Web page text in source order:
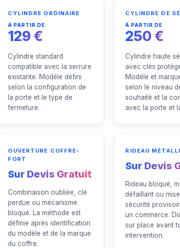
CYLINDRE ORDINAIRE
À PARTIR DE
129 €
Cylindre standard
compatible avec la serrure
existante. Modèle défini
selon la configuration de
la porte et le type de
fermeture.
CYLINDRE DE
À PARTIR DE
250 €
Cylindre haute
avec clés
Modèle et
selon le niveau
souhaité et la
avec la porte et
OUVERTURE COFFRE-
FORT
Sur Devis Gratuit
Combinaison oubliée, clé
perdue ou mécanisme
bloqué. La méthode est
définie après identification
du modèle et de la marque
du coffre.
RIDEAU
Sur Devis
Rideau bloqué,
défaillant ou
sécurité
un commerce.
sur place avant
intervention.